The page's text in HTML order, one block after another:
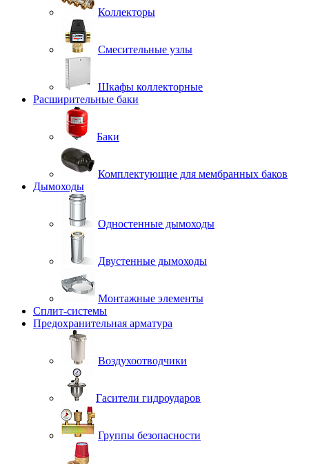
Коллекторы
Смесительные узлы
Шкафы коллекторные
Расширительные баки
Баки
Комплектующие для мембранных баков
Дымоходы
Одностенные дымоходы
Двустенные дымоходы
Монтажные элементы
Сплит-системы
Предохранительная арматура
Воздухоотводчики
Гасители гидроударов
Группы безопасности